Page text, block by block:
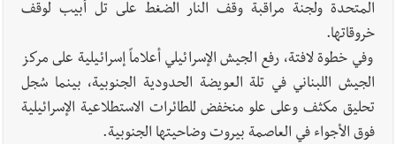
المتحدة ولجنة مراقبة وقف النار الضغط على تل أبيب لوقف
خروقاتها.
وفي خطوة لافتة، رفع الجيش الإسرائيلي أعلاماً إسرائيلية على مركز
الجيش اللبناني في تلة العويضة الحدودية الجنوبية، بينما سُجل
تحليق مكثف وعلى علو منخفض للطائرات الاستطلاعية الإسرائيلية
فوق الأجواء في العاصمة بيروت وضاحيتها الجنوبية.